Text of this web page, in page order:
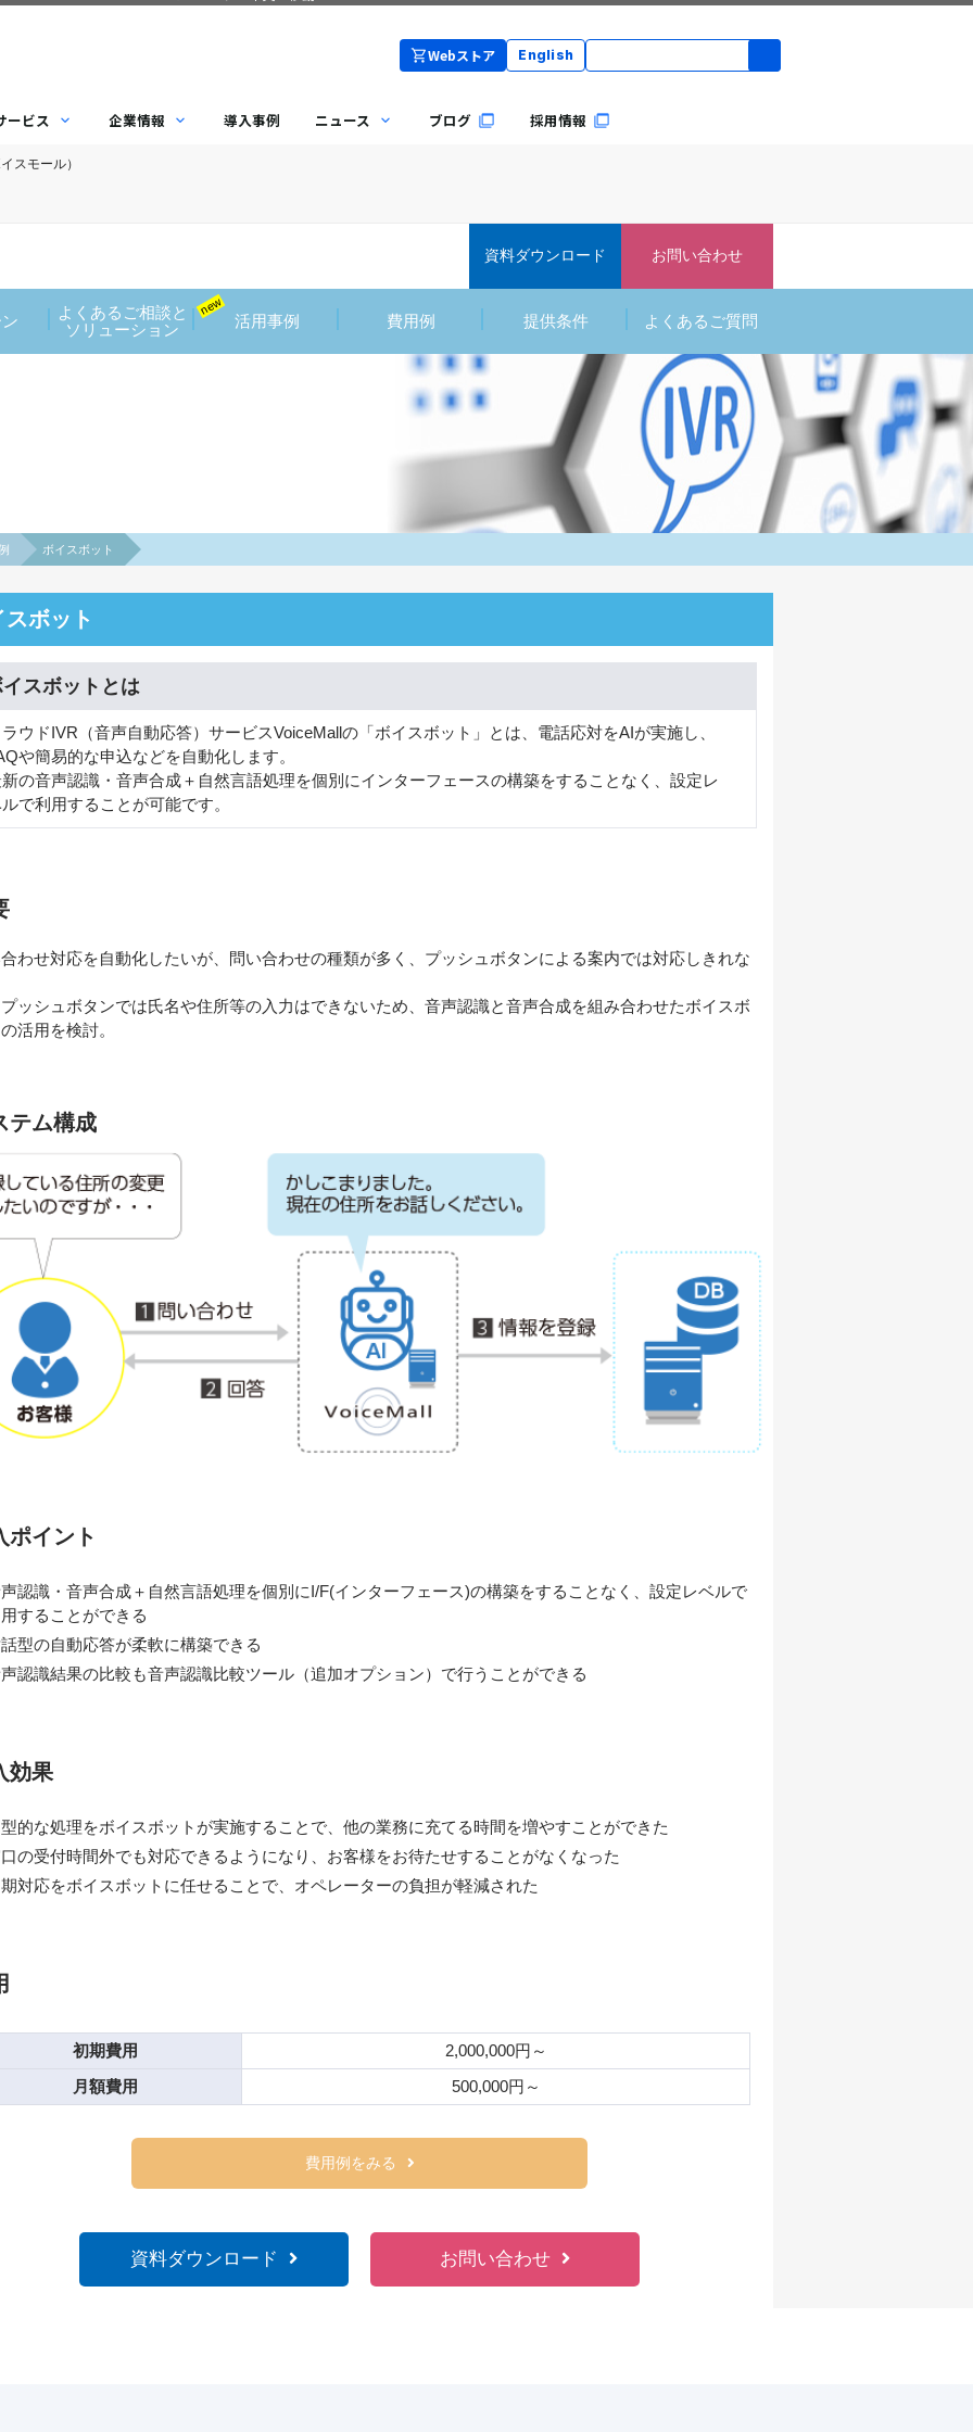
Webストア English
ービス 企業情報 導入事例 ニュース ブログ 採用情報
スモール）
資料ダウンロード お問い合わせ
よくあるご相談と
ソリューション
new
活用事例 費用例 提供条件 よくあるご質問
ボイスボット
スボット
スボットとは
ウドIVR（音声自動応答）サービスVoiceMallの「ボイスボット」とは、電話応対をAIが実施し、
や簡易的な申込などを自動化します。
の音声認識・音声合成＋自然言語処理を個別にインターフェースの構築をすることなく、設定レ
で利用することが可能です。
わせ対応を自動化したいが、問い合わせの種類が多く、プッシュボタンによる案内では対応しきれな
ッシュボタンでは氏名や住所等の入力はできないため、音声認識と音声合成を組み合わせたボイスボ
活用を検討。
テム構成
ポイント
認識・音声合成＋自然言語処理を個別にI/F(インターフェース)の構築をすることなく、設定レベルで
することができる
型の自動応答が柔軟に構築できる
認識結果の比較も音声認識比較ツール（追加オプション）で行うことができる
効果
的な処理をボイスボットが実施することで、他の業務に充てる時間を増やすことができた
の受付時間外でも対応できるようになり、お客様をお待たせすることがなくなった
対応をボイスボットに任せることで、オペレーターの負担が軽減された
初期費用
2,000,000円～
月額費用
500,000円～
費用例をみる
資料ダウンロード お問い合わせ